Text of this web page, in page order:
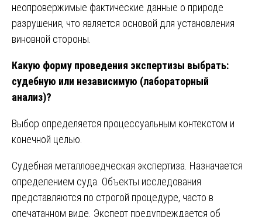
неопровержимые фактические данные о природе
разрушения, что является основой для установления
виновной стороны.
Какую форму проведения экспертизы выбрать:
судебную или независимую (лабораторный
анализ)?
Выбор определяется процессуальным контекстом и
конечной целью.
Судебная металловедческая экспертиза. Назначается
определением суда. Объекты исследования
представляются по строгой процедуре, часто в
опечатанном виде. Эксперт предупреждается об